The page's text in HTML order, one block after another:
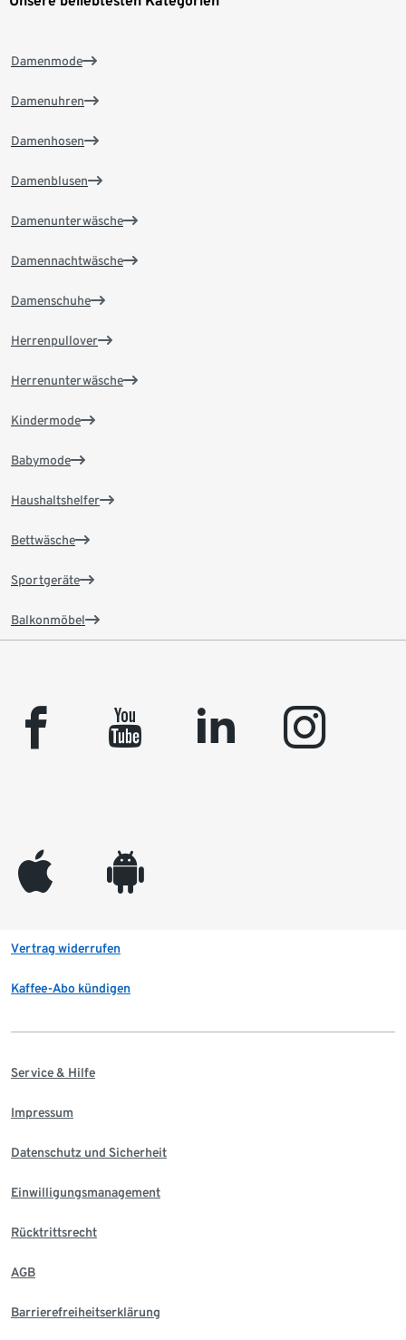
Damenmode
Damenuhren
Damenhosen
Damenblusen
Damenunterwäsche
Damennachtwäsche
Damenschuhe
Herrenpullover
Herrenunterwäsche
Kindermode
Babymode
Haushaltshelfer
Bettwäsche
Sportgeräte
Balkonmöbel
facebook youtube linkedin instagram
appleinc android
Vertrag widerrufen
Kaffee-Abo kündigen
Service & Hilfe
Impressum
Datenschutz und Sicherheit
Einwilligungsmanagement
Rücktrittsrecht
AGB
Barrierefreiheitserklärung